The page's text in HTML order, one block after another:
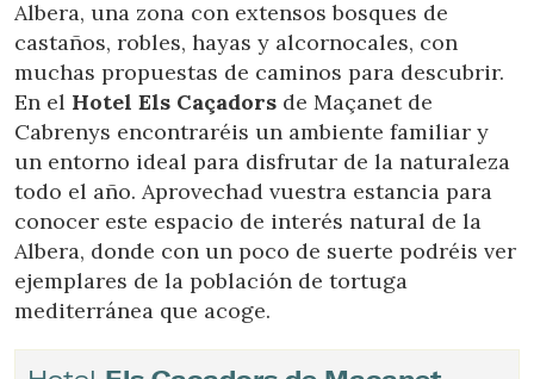
Albera, una zona con extensos bosques de
castaños, robles, hayas y alcornocales, con
muchas propuestas de caminos para descubrir.
En el Hotel Els Caçadors de Maçanet de
Cabrenys encontraréis un ambiente familiar y
un entorno ideal para disfrutar de la naturaleza
todo el año. Aprovechad vuestra estancia para
conocer este espacio de interés natural de la
Albera, donde con un poco de suerte podréis ver
ejemplares de la población de tortuga
mediterránea que acoge.